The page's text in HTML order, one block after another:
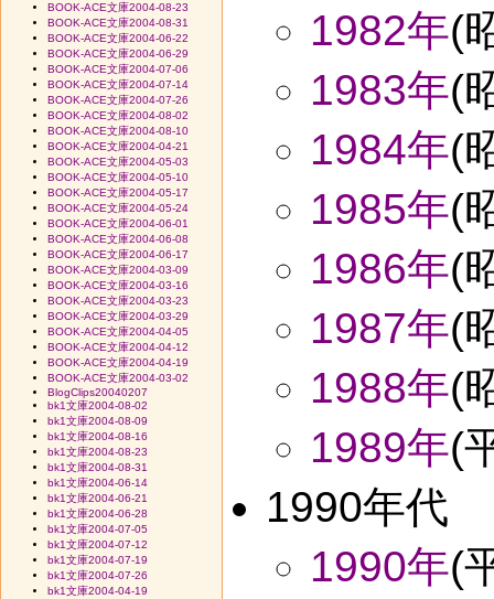
1982年(
1983年(
1984年(
1985年(
1986年(
1987年(
1988年(
1989年(
1990年代
1990年(
BOOK-ACE文庫2004-08-23
BOOK-ACE文庫2004-08-31
BOOK-ACE文庫2004-06-22
BOOK-ACE文庫2004-06-29
BOOK-ACE文庫2004-07-06
BOOK-ACE文庫2004-07-14
BOOK-ACE文庫2004-07-26
BOOK-ACE文庫2004-08-02
BOOK-ACE文庫2004-08-10
BOOK-ACE文庫2004-04-21
BOOK-ACE文庫2004-05-03
BOOK-ACE文庫2004-05-10
BOOK-ACE文庫2004-05-17
BOOK-ACE文庫2004-05-24
BOOK-ACE文庫2004-06-01
BOOK-ACE文庫2004-06-08
BOOK-ACE文庫2004-06-17
BOOK-ACE文庫2004-03-09
BOOK-ACE文庫2004-03-16
BOOK-ACE文庫2004-03-23
BOOK-ACE文庫2004-03-29
BOOK-ACE文庫2004-04-05
BOOK-ACE文庫2004-04-12
BOOK-ACE文庫2004-04-19
BOOK-ACE文庫2004-03-02
BlogClips20040207
bk1文庫2004-08-02
bk1文庫2004-08-09
bk1文庫2004-08-16
bk1文庫2004-08-23
bk1文庫2004-08-31
bk1文庫2004-06-14
bk1文庫2004-06-21
bk1文庫2004-06-28
bk1文庫2004-07-05
bk1文庫2004-07-12
bk1文庫2004-07-19
bk1文庫2004-07-26
bk1文庫2004-04-19